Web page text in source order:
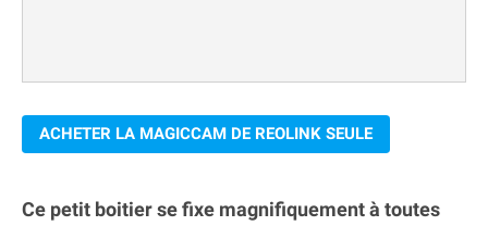
ACHETER LA MAGICCAM DE REOLINK SEULE
Ce petit boitier se fixe magnifiquement à toutes